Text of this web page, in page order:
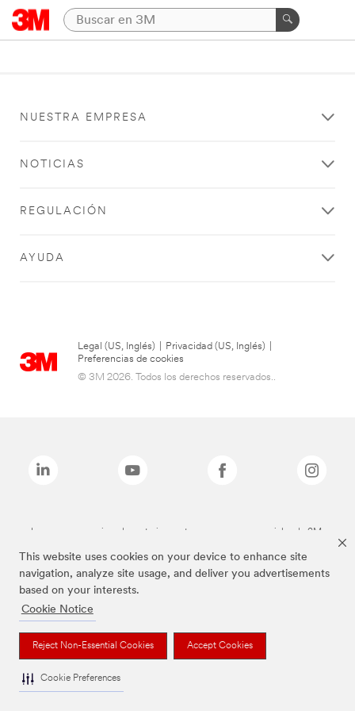
This website uses cookies on your device to enhance site
navigation, analyze site usage, and deliver you advertisements
based on your interests.
Cookie Notice
Reject Non-Essential Cookies Accept Cookies
Cookie Preferences
NUESTRA EMPRESA
NOTICIAS
REGULACIÓN
AYUDA
Legal (US, Inglés) Privacidad (US, Inglés)
Preferencias de cookies
© 3M 2026. Todos los derechos reservados..
Las marcas mencionadas anteriormente son marcas comerciales de 3M.